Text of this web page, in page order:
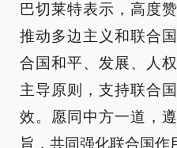
巴切莱特表示，高度
推动多边主义和联合
合国和平、发展、人
主导原则，支持联合
效。愿同中方一道，
旨，共同强化联合国作